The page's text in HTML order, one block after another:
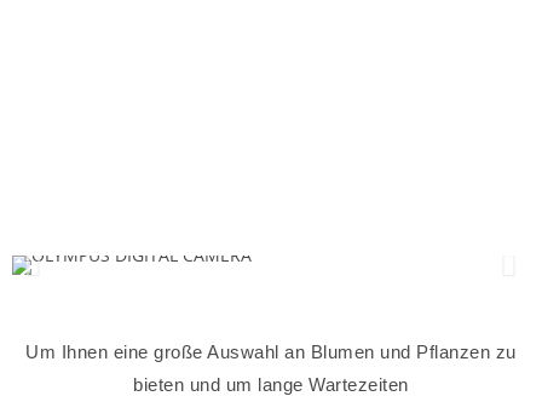
Um Ihnen eine große Auswahl an Blumen und Pflanzen zu
bieten und um lange Wartezeiten